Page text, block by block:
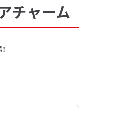
チャーム